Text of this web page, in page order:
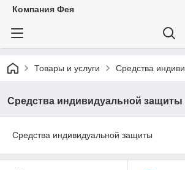
Компания Фея
Товары и услуги Средства
Средства индивидуальной защиты
Средства индивидуальной защиты